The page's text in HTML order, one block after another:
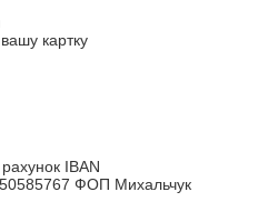
картку
IBAN
ФОП Михальчук